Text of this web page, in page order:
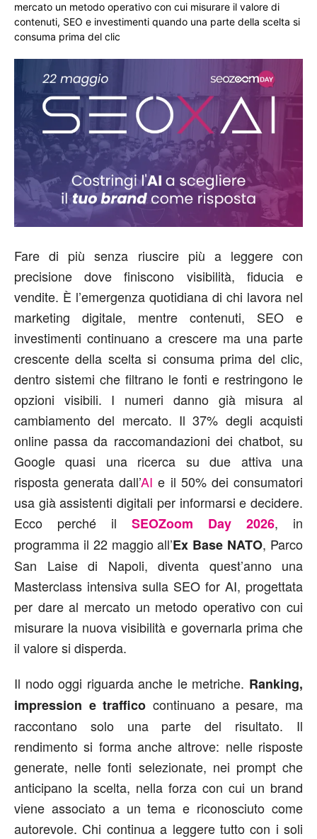
mercato un metodo operativo con cui misurare il valore di
contenuti, SEO e investimenti quando una parte della scelta si
consuma prima del clic
Fare di più senza riuscire più a leggere con
precisione dove finiscono visibilità, fiducia e
vendite. È l’emergenza quotidiana di chi lavora nel
marketing digitale, mentre contenuti, SEO e
investimenti continuano a crescere ma una parte
crescente della scelta si consuma prima del clic,
dentro sistemi che filtrano le fonti e restringono le
opzioni visibili. I numeri danno già misura al
cambiamento del mercato. Il 37% degli acquisti
online passa da raccomandazioni dei chatbot, su
Google quasi una ricerca su due attiva una
risposta generata dall’AI e il 50% dei consumatori
usa già assistenti digitali per informarsi e decidere.
Ecco perché il SEOZoom Day 2026, in
programma il 22 maggio all’Ex Base NATO, Parco
San Laise di Napoli, diventa quest’anno una
Masterclass intensiva sulla SEO for AI, progettata
per dare al mercato un metodo operativo con cui
misurare la nuova visibilità e governarla prima che
il valore si disperda.
Il nodo oggi riguarda anche le metriche. Ranking,
impression e traffico continuano a pesare, ma
raccontano solo una parte del risultato. Il
rendimento si forma anche altrove: nelle risposte
generate, nelle fonti selezionate, nei prompt che
anticipano la scelta, nella forza con cui un brand
viene associato a un tema e riconosciuto come
autorevole. Chi continua a leggere tutto con i soli